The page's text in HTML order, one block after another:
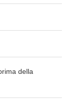
della